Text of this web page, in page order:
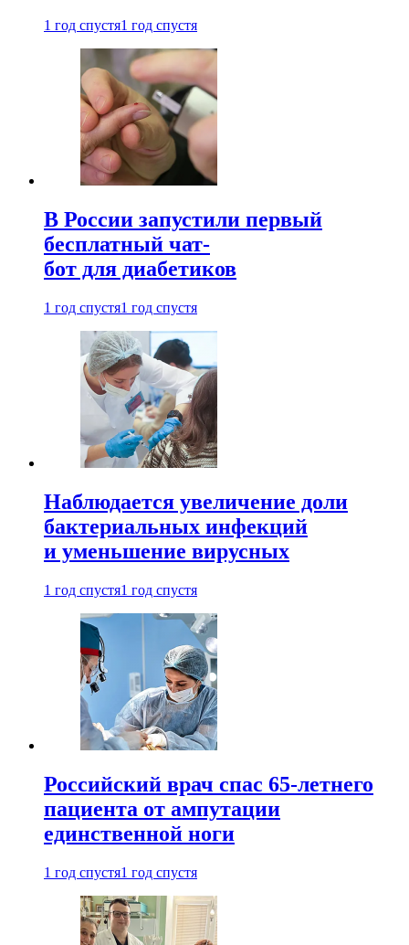
1 год спустя1 год спустя
В России запустили первый
бесплатный чат-
бот для диабетиков
1 год спустя1 год спустя
Наблюдается увеличение доли
бактериальных инфекций
и уменьшение вирусных
1 год спустя1 год спустя
Российский врач спас 65-летнего
пациента от ампутации
единственной ноги
1 год спустя1 год спустя